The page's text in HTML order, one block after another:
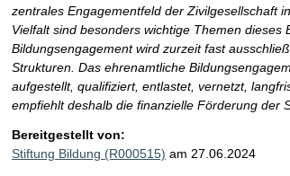
zentrales Engagementfeld der Zivilgesellschaft
Vielfalt sind besonders wichtige Themen dieses
Bildungsengagement wird zurzeit fast
Strukturen. Das ehrenamtliche
aufgestellt, qualifiziert, entlastet, vernetzt,
empfiehlt deshalb die finanzielle Förderung der
Bereitgestellt von:
Stiftung Bildung (R000515) am 27.06.2024